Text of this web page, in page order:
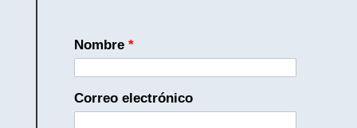
Nombre *
Correo electrónico